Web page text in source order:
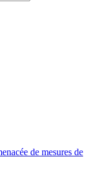
de mesures de